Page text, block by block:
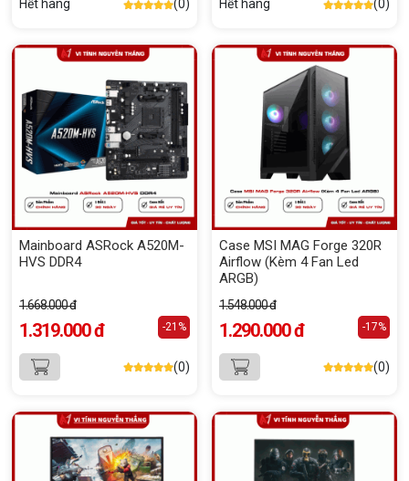
Hết hàng (0) Hết hàng (0)
Mainboard ASRock A520M-
HVS DDR4
1.668.000 đ
1.319.000 đ -21%
(0)
Case MSI MAG Forge 320R
Airflow (Kèm 4 Fan Led
ARGB)
1.548.000 đ
1.290.000 đ -17%
(0)